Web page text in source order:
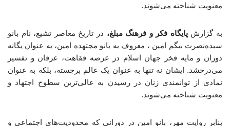
معنویت شناخته می‌شوند.
به گزارشپایگاه فکر و فرهنگ مبلغ، در تاریخ معاصر تشیع، نام بانو
سیده‌نصرت بیگم امین ، معروف به بانو مجتهده امین، به عنوان یگانه
دوران و مایه فخر جهان اسلام در عرصه فقاهت، عرفان و تفسیر
می‌درخشد. ایشان نه تنها به عنوان یک عالم برجسته، بلکه به عنوان
نمادی از توانمندی زنان در رسیدن به عالی‌ترین سطوح اجتهاد و
معنویت شناخته می‌شوند.
بنابر روایت مهر، بانو امین در دورانی که محدودیت‌های اجتماعی و